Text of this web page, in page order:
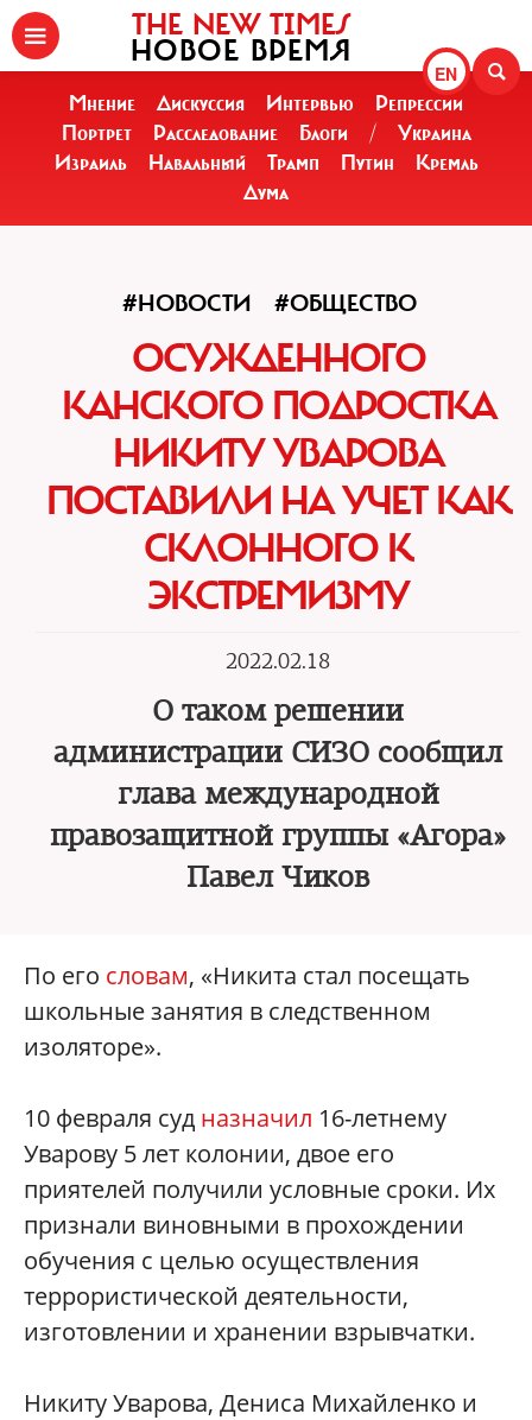
EN
THE NEW TIMES
НОВОЕ ВРЕМЯ
Мнение Дискуссия Интервью
Репрессии
Портрет
Расследование Блоги /
Украина
Израиль
Навальный Трамп Путин
Кремль
Дума
#НОВОСТИ #ОБЩЕСТВО
ОСУЖДЕННОГО
КАНСКОГО ПОДРОСТКА
НИКИТУ УВАРОВА
ПОСТАВИЛИ НА УЧЕТ КАК
СКЛОННОГО К
ЭКСТРЕМИЗМУ
2022.02.18
О таком решении
администрации СИЗО сообщил
глава международной
правозащитной группы «Агора»
Павел Чиков
По его словам, «Никита стал посещать
школьные занятия в следственном
изоляторе».
10 февраля суд назначил 16-летнему
Уварову 5 лет колонии, двое его
приятелей получили условные сроки. Их
признали виновными в прохождении
обучения с целью осуществления
террористической деятельности,
изготовлении и хранении взрывчатки.
Никиту Уварова, Дениса Михайленко и